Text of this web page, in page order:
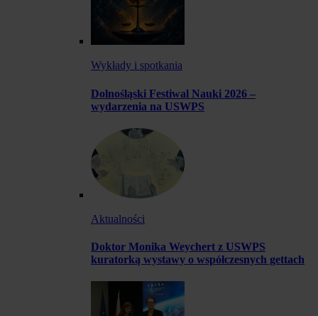
Wykłady i spotkania
Dolnośląski Festiwal Nauki 2026 –
wydarzenia na USWPS
Aktualności
Doktor Monika Weychert z USWPS
kuratorką wystawy o współczesnych gettach